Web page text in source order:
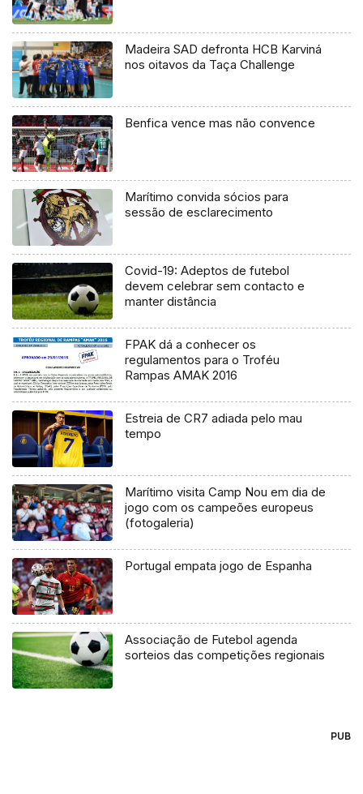
Madeira SAD defronta HCB Karviná
nos oitavos da Taça Challenge
Benfica vence mas não convence
Marítimo convida sócios para
sessão de esclarecimento
Covid-19: Adeptos de futebol
devem celebrar sem contacto e
manter distância
FPAK dá a conhecer os
regulamentos para o Troféu
Rampas AMAK 2016
Estreia de CR7 adiada pelo mau
tempo
Marítimo visita Camp Nou em dia de
jogo com os campeões europeus
(fotogaleria)
Portugal empata jogo de Espanha
Associação de Futebol agenda
sorteios das competições regionais
PUB